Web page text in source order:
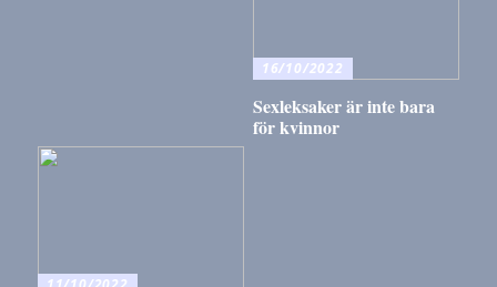
16/10/2022
Sexleksaker är inte bara
för kvinnor